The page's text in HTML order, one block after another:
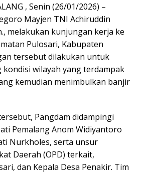
, Senin (26/01/2026) –
Mayjen TNI Achiruddin
melakukan kunjungan kerja ke
Pulosari, Kabupaten
tersebut dilakukan untuk
wilayah yang terdampak
kemudian menimbulkan banjir
Pangdam didampingi
Pemalang Anom Widiyantoro
Nurkholes, serta unsur
Daerah (OPD) terkait,
dan Kepala Desa Penakir. Tim